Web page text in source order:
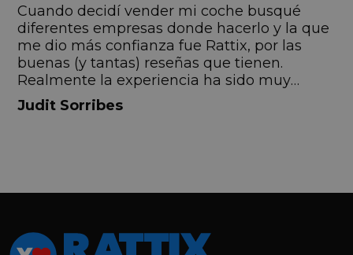
Cuando decidí vender mi coche busqué
diferentes empresas donde hacerlo y la que
me dio más confianza fue Rattix, por las
buenas (y tantas) reseñas que tienen.
Realmente la experiencia ha sido muy
buena, Carolina ha sido siempre muy atenta
y profesional. Finalmente mi hermana se
Judit Sorribes